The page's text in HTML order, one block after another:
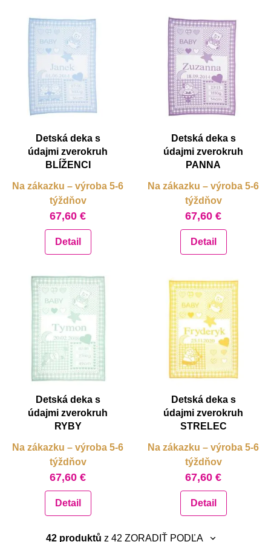
Detská deka s
údajmi zverokruh
BLÍŽENCI
Na zákazku – výroba 5-6
týždňov
67,60 €
Detail
Detská deka s
údajmi zverokruh
PANNA
Na zákazku – výroba 5-6
týždňov
67,60 €
Detail
Detská deka s
údajmi zverokruh
RYBY
Na zákazku – výroba 5-6
týždňov
67,60 €
Detail
Detská deka s
údajmi zverokruh
STRELEC
Na zákazku – výroba 5-6
týždňov
67,60 €
Detail
42 produktů z 42 ZORADIŤ PODĽA